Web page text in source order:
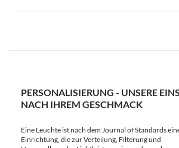
PERSONALISIERUNG - UNSERE
NACH IHREM GESCHMACK
Eine Leuchte ist nach dem Journal of Standards
Einrichtung, die zur Verteilung, Filterung und